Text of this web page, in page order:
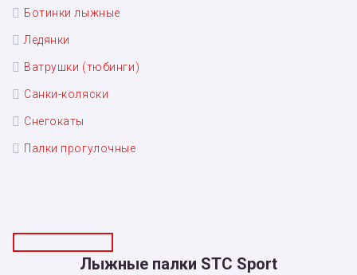
Ботинки лыжные
Ледянки
Ватрушки (тюбинги)
Санки-коляски
Снегокаты
Палки прогулочные
Лыжные палки STC Sport